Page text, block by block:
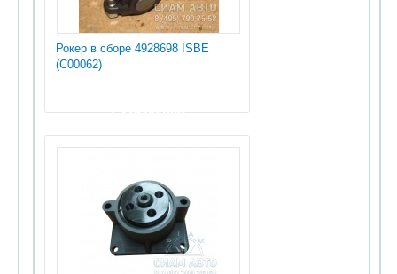
Рокер в сборе 4928698 ISBE
(С00062)
1 335.00 руб